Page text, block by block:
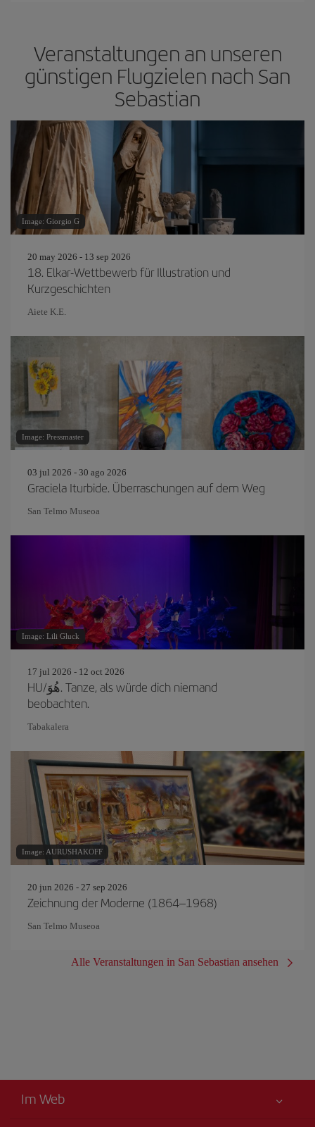
Veranstaltungen an unseren
günstigen Flugzielen nach San
Sebastian
Image: Giorgio G
20 may 2026 - 13 sep 2026
18. Elkar-Wettbewerb für Illustration und
Kurzgeschichten
Aiete K.E.
Image: Pressmaster
03 jul 2026 - 30 ago 2026
Graciela Iturbide. Überraschungen auf dem Weg
San Telmo Museoa
Image: Lili Gluck
17 jul 2026 - 12 oct 2026
HU/هُوَ. Tanze, als würde dich niemand
beobachten.
Tabakalera
Image: AURUSHAKOFF
20 jun 2026 - 27 sep 2026
Zeichnung der Moderne (1864–1968)
San Telmo Museoa
Alle Veranstaltungen in San Sebastian ansehen
Im Web